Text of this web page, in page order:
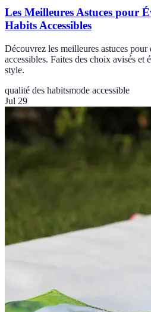
Les Meilleures Astuces pour
Habits Accessibles
Découvrez les meilleures astuces
accessibles. Faites des choix avisés et
style.
qualité des habitsmode accessible
Jul 29